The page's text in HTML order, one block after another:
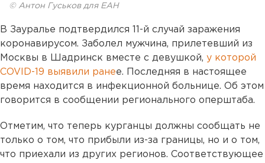
© Антон Гуськов для ЕАН
В Зауралье подтвердился 11-й случай заражения
коронавирусом. Заболел мужчина, прилетевший из
Москвы в Шадринск вместе с девушкой, у которой
COVID-19 выявили ранее. Последняя в настоящее
время находится в инфекционной больнице. Об этом
говорится в сообщении регионального оперштаба.
Отметим, что теперь курганцы должны сообщать не
только о том, что прибыли из-за границы, но и о том,
что приехали из других регионов. Соответствующее